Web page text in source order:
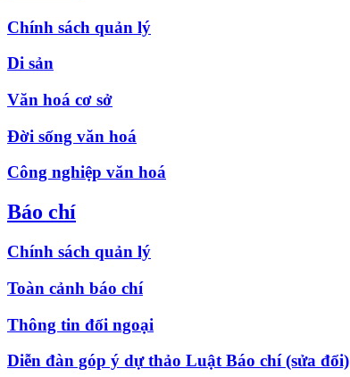
Chính sách quản lý
Di sản
Văn hoá cơ sở
Đời sống văn hoá
Công nghiệp văn hoá
Báo chí
Chính sách quản lý
Toàn cảnh báo chí
Thông tin đối ngoại
Diễn đàn góp ý dự thảo Luật Báo chí (sửa đổi)